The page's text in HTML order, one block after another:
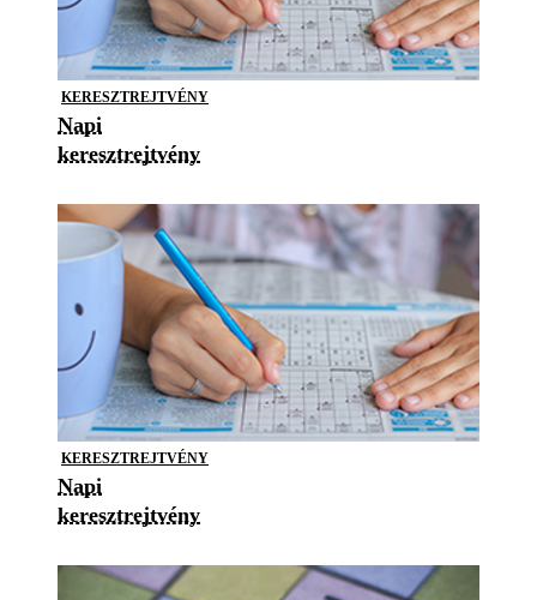
KERESZTREJTVÉNY
Napi
keresztrejtvény
KERESZTREJTVÉNY
Napi
keresztrejtvény